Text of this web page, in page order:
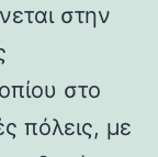
στην
στο
πόλεις, με